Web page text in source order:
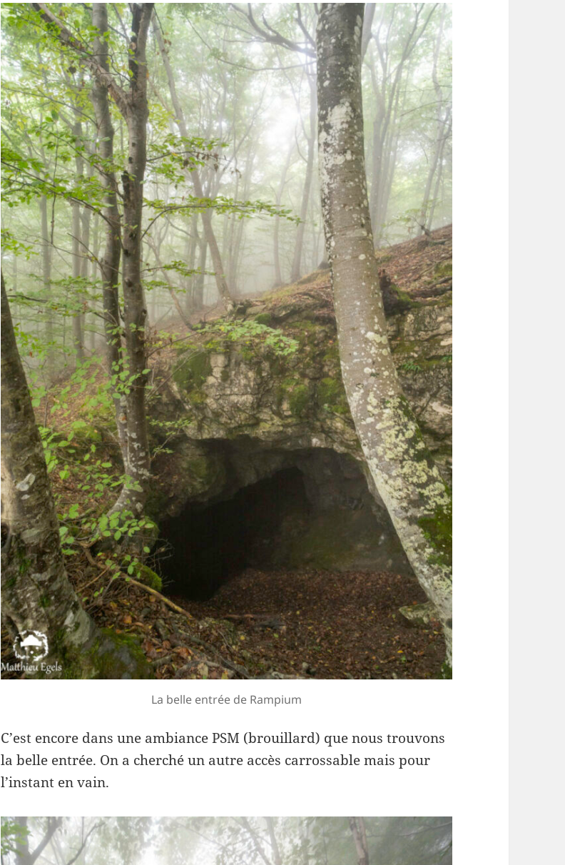
La belle entrée de Rampium
C’est encore dans une ambiance PSM (brouillard) que nous trouvons
la belle entrée. On a cherché un autre accès carrossable mais pour
l’instant en vain.